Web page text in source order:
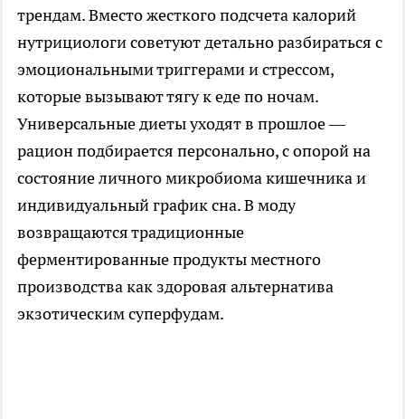
трендам. Вместо жесткого подсчета калорий
нутрициологи советуют детально разбираться с
эмоциональными триггерами и стрессом,
которые вызывают тягу к еде по ночам.
Универсальные диеты уходят в прошлое —
рацион подбирается персонально, с опорой на
состояние личного микробиома кишечника и
индивидуальный график сна. В моду
возвращаются традиционные
ферментированные продукты местного
производства как здоровая альтернатива
экзотическим суперфудам.